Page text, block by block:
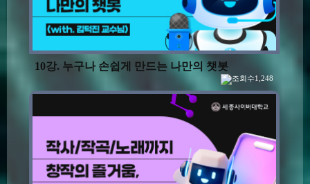
10강. 누구나 손쉽게 만드는 나만의 챗봇
1,248